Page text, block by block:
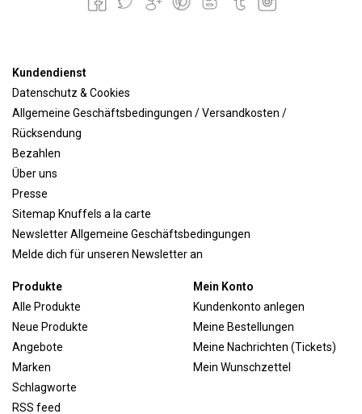
Kundendienst
Datenschutz & Cookies
Allgemeine Geschäftsbedingungen / Versandkosten /
Rücksendung
Bezahlen
Über uns
Presse
Sitemap Knuffels a la carte
Newsletter Allgemeine Geschäftsbedingungen
Melde dich für unseren Newsletter an
Produkte
Alle Produkte
Neue Produkte
Angebote
Marken
Schlagworte
RSS feed
Mein Konto
Kundenkonto anlegen
Meine Bestellungen
Meine Nachrichten (Tickets)
Mein Wunschzettel